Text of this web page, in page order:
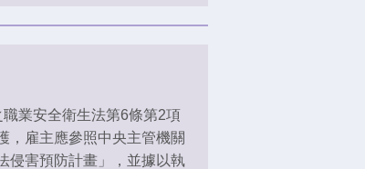
業安全衛生法第6條第2項
，雇主應參照中央主管機關
侵害預防計畫」，並據以執